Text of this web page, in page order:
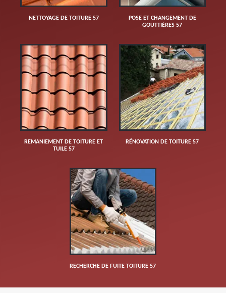
NETTOYAGE DE TOITURE 57
POSE ET CHANGEMENT DE
GOUTTIÈRES 57
REMANIEMENT DE TOITURE ET
TUILE 57
RÉNOVATION DE TOITURE 57
RECHERCHE DE FUITE TOITURE 57